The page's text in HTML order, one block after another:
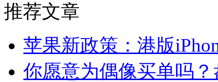
推荐文章
苹果新政策：港版
你愿意为偶像买单吗